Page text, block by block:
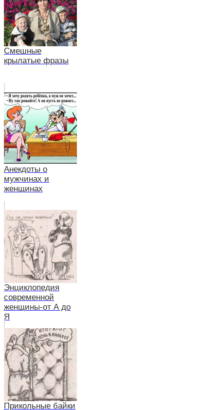
Смешные
крылатые фразы
Анекдоты о
мужчинах и
женщинах
Энциклопедия
современной
женщины-от А до
Я
Прикольные байки